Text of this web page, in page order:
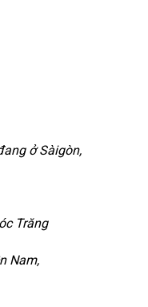
ở Sàigòn,
Trăng
Nam,